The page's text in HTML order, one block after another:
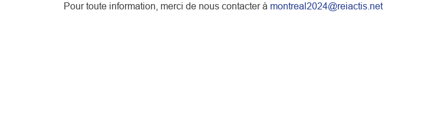
Pour toute information, merci de nous contacter à montreal2024@reiactis.net